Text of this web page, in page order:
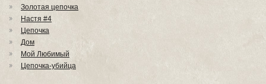
Золотая цепочка
Настя #4
Цепочка
Дом
Мой Любимый
Цепочка-убийца